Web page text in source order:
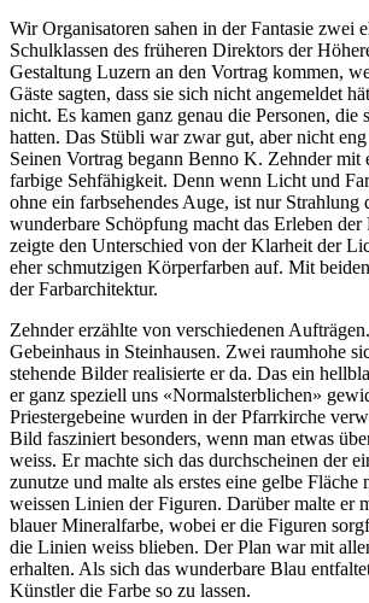
Wir Organisatoren sahen in der Fantasie zwei
Schulklassen des früheren Direktors der
Gestaltung Luzern an den Vortrag kommen,
Gäste sagten, dass sie sich nicht angemeldet
nicht. Es kamen ganz genau die Personen, die
hatten. Das Stübli war zwar gut, aber nicht eng
Seinen Vortrag begann Benno K. Zehnder mit
farbige Sehfähigkeit. Denn wenn Licht und
ohne ein farbsehendes Auge, ist nur Strahlung
wunderbare Schöpfung macht das Erleben der
zeigte den Unterschied von der Klarheit der
eher schmutzigen Körperfarben auf. Mit
der Farbarchitektur.
Zehnder erzählte von verschiedenen
Gebeinhaus in Steinhausen. Zwei raumhohe
stehende Bilder realisierte er da. Das ein
er ganz speziell uns «Normalsterblichen»
Priestergebeine wurden in der Pfarrkirche
Bild fasziniert besonders, wenn man etwas
weiss. Er machte sich das durchscheinen der
zunutze und malte als erstes eine gelbe Fläche
weissen Linien der Figuren. Darüber malte er
blauer Mineralfarbe, wobei er die Figuren
die Linien weiss blieben. Der Plan war mit
erhalten. Als sich das wunderbare Blau
Künstler die Farbe so zu lassen.